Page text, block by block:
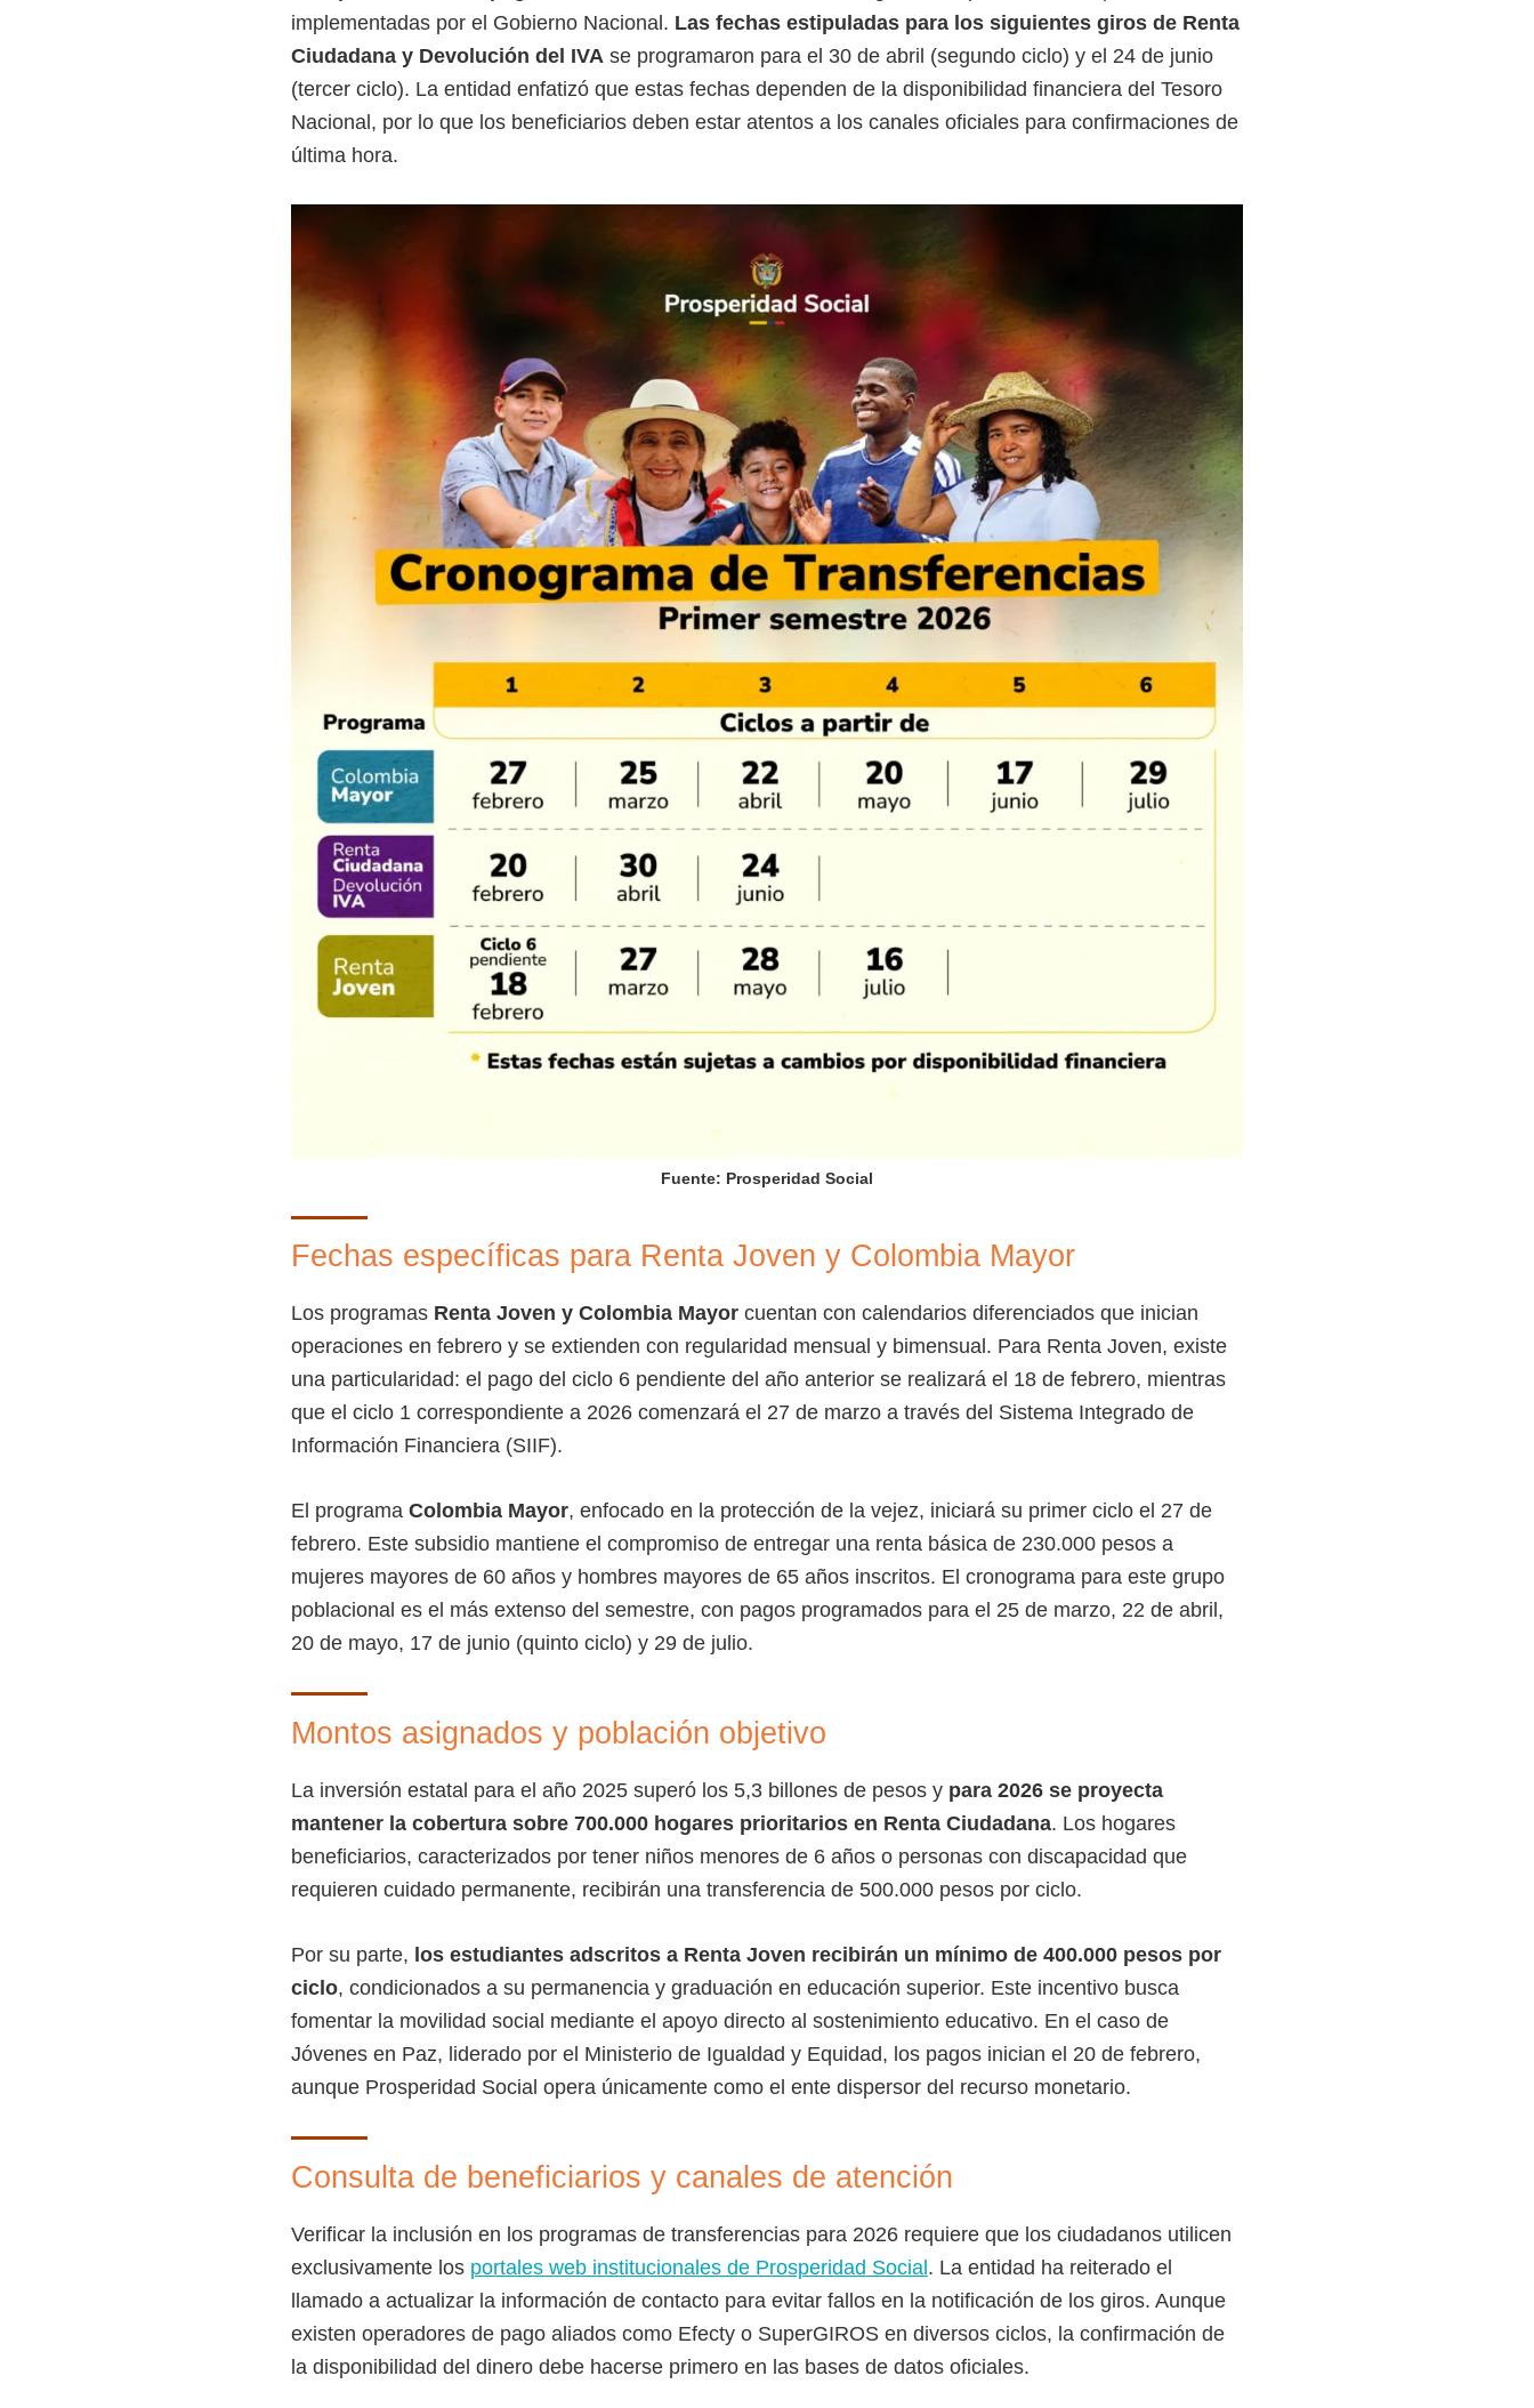
implementadas por el Gobierno Nacional. Las fechas estipuladas para los siguientes giros de Renta
Ciudadana y Devolución del IVAse programaron para el 30 de abril (segundo ciclo) y el 24 de junio
(tercer ciclo). La entidad enfatizó que estas fechas dependen de la disponibilidad financiera del Tesoro
Nacional, por lo que los beneficiarios deben estar atentos a los canales oficiales para confirmaciones de
última hora.
Fuente: Prosperidad Social
Fechas específicas para Renta Joven y Colombia Mayor
Los programas Renta Joven y Colombia Mayorcuentan con calendarios diferenciados que inician
operaciones en febrero y se extienden con regularidad mensual y bimensual. Para Renta Joven, existe
una particularidad: el pago del ciclo 6 pendiente del año anterior se realizará el 18 de febrero, mientras
que el ciclo 1 correspondiente a 2026 comenzará el 27 de marzo a través del Sistema Integrado de
Información Financiera (SIIF).
El programa Colombia Mayor, enfocado en la protección de la vejez, iniciará su primer ciclo el 27 de
febrero. Este subsidio mantiene el compromiso de entregar una renta básica de 230.000 pesos a
mujeres mayores de 60 años y hombres mayores de 65 años inscritos. El cronograma para este grupo
poblacional es el más extenso del semestre, con pagos programados para el 25 de marzo, 22 de abril,
20 de mayo, 17 de junio (quinto ciclo) y 29 de julio.
Montos asignados y población objetivo
La inversión estatal para el año 2025 superó los 5,3 billones de pesos y para 2026 se proyecta
mantener la cobertura sobre 700.000 hogares prioritarios en Renta Ciudadana. Los hogares
beneficiarios, caracterizados por tener niños menores de 6 años o personas con discapacidad que
requieren cuidado permanente, recibirán una transferencia de 500.000 pesos por ciclo.
Por su parte, los estudiantes adscritos a Renta Joven recibirán un mínimo de 400.000 pesos por
ciclo, condicionados a su permanencia y graduación en educación superior. Este incentivo busca
fomentar la movilidad social mediante el apoyo directo al sostenimiento educativo. En el caso de
Jóvenes en Paz, liderado por el Ministerio de Igualdad y Equidad, los pagos inician el 20 de febrero,
aunque Prosperidad Social opera únicamente como el ente dispersor del recurso monetario.
Consulta de beneficiarios y canales de atención
Verificar la inclusión en los programas de transferencias para 2026 requiere que los ciudadanos utilicen
exclusivamente los portales web institucionales de Prosperidad Social . La entidad ha reiterado el
llamado a actualizar la información de contacto para evitar fallos en la notificación de los giros. Aunque
existen operadores de pago aliados como Efecty o SuperGIROS en diversos ciclos, la confirmación de
la disponibilidad del dinero debe hacerse primero en las bases de datos oficiales.